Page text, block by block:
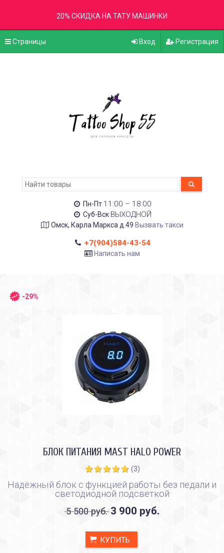
20% СКИДКА НА ТАТУ МАШИНКИ
Страницы Вход Регистрация
Пн-Пт 11:00 – 18:00
Суб-Вск ВЫХОДНОЙ
Омск, Карла Маркса д.49 Вызвать такси
+7(904)584-43-54
Написать нам
-29%
БЛОК ПИТАНИЯ MAST HALO POWER
(3)
Надёжный блок с функцией работы без педали и
светодиодной подсветкой
5 500 руб. 3 900 руб.
КУПИТЬ